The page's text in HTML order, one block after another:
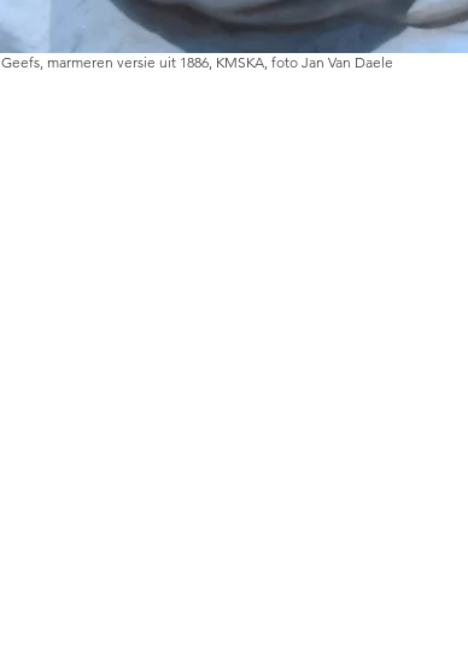
marmeren versie uit 1886, KMSKA, foto Jan Van Daele